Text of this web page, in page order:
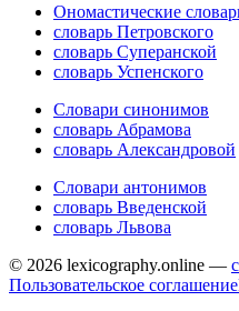
Ономастические
словарь Петровского
словарь Суперанской
словарь Успенского
Словари синонимов
словарь Абрамова
словарь Александровой
Словари антонимов
словарь Введенской
словарь Львова
© 2026 lexicography.online —
Пользовательское соглашение